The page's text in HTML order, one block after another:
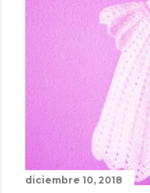
diciembre 10, 2018